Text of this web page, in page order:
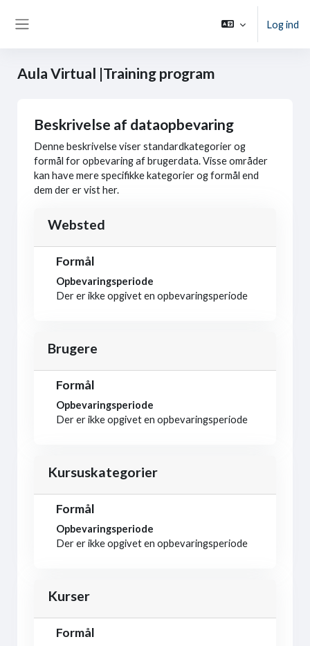
Log ind
Aula Virtual |Training program
Beskrivelse af dataopbevaring
Denne beskrivelse viser standardkategorier og
formål for opbevaring af brugerdata. Visse områder
kan have mere specifikke kategorier og formål end
dem der er vist her.
Websted
Formål
Opbevaringsperiode
Der er ikke opgivet en opbevaringsperiode
Brugere
Formål
Opbevaringsperiode
Der er ikke opgivet en opbevaringsperiode
Kursuskategorier
Formål
Opbevaringsperiode
Der er ikke opgivet en opbevaringsperiode
Kurser
Formål